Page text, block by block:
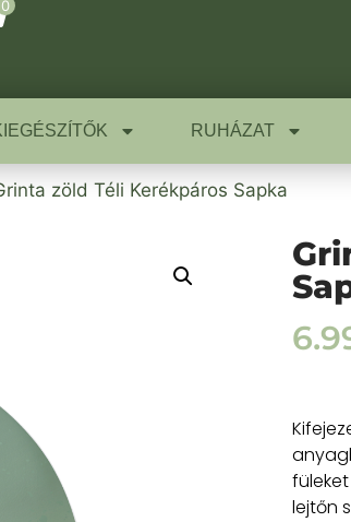
0
RUHÁZAT
zöld Téli Kerékpáros Sapka
lejtőn